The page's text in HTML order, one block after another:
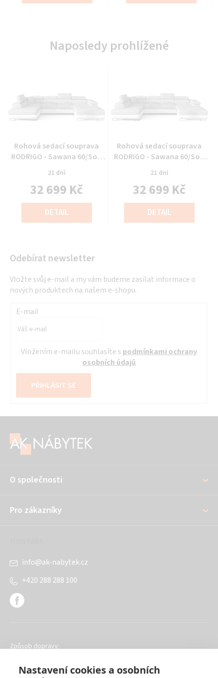
Nastavení cookies a osobních
Naposledy prohlížené
Průměrné
hodnocení
produktu
je
0,0
5
hvězdiček.
Rohová sedací souprava
RODRIGO - Sawana 60/Soft
Eko kůže 17 - Levý roh
21 dní
32 699 Kč
Měrná
cena:
DETAIL
Průměrné
hodnocení
produktu
je
0,0
5
hvězdiček.
Rohová sedací souprava
RODRIGO - Sawana 60/Soft
Eko kůže 17 - Levý roh
21 dní
32 699 Kč
Měrná
cena:
DETAIL
Odebírat newsletter
Vložte svůj e-mail a my vám budeme zasílat informace o
nových produktech na našem e-shopu.
E-mail
Vložením e-mailu souhlasíte s podmínkami ochrany
osobních údajů
PŘIHLÁSIT SE
O společnosti
Pro zákazníky
info@ak-nabytek.cz
+420 288 288 100
Způsob dopravy: